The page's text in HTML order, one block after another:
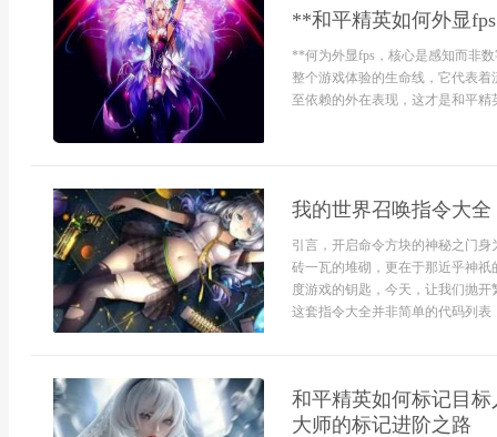
**和平精英如何外显
**何为外显fps，核心是感知而非
整个游戏体验的生命线，它代表
至依赖的外在表现，这才是和平精
我的世界召唤指令大
引言，开启命令方块的神秘之门
砖一瓦的堆砌，更在于那近乎神
度游戏的钥匙，今天，让我们抛
这套指令大全并非简单的代码列
和平精英如何标记目
大师的标记进阶之路